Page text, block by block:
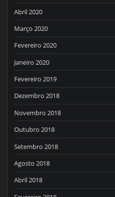
Abril 2020
Março 2020
Fevereiro 2020
Janeiro 2020
Fevereiro 2019
Dezembro 2018
Novembro 2018
Outubro 2018
Setembro 2018
Agosto 2018
Abril 2018